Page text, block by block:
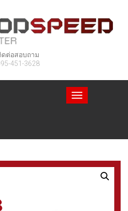
ดต่อสอบถาม
451-3628
Toggle
navigation